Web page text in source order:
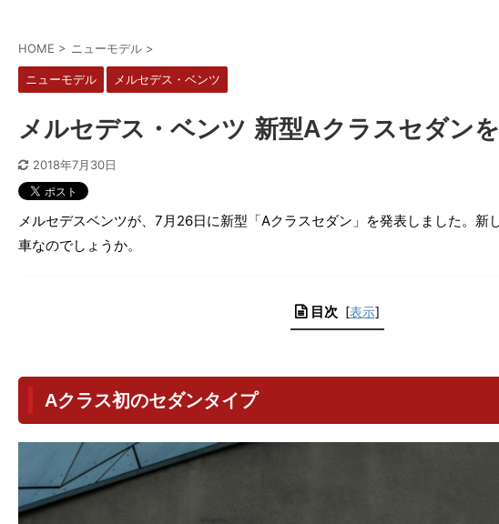
HOME > ニューモデル >
ニューモデル メルセデス・ベンツ
メルセデス・ベンツ 新型Aクラスセダン
2018年7月30日
メルセデスベンツが、 7月26日に新型「Aクラスセダン」を発表しました。新
車なのでしょうか。
目次 [表示]
Aクラス初のセダンタイプ